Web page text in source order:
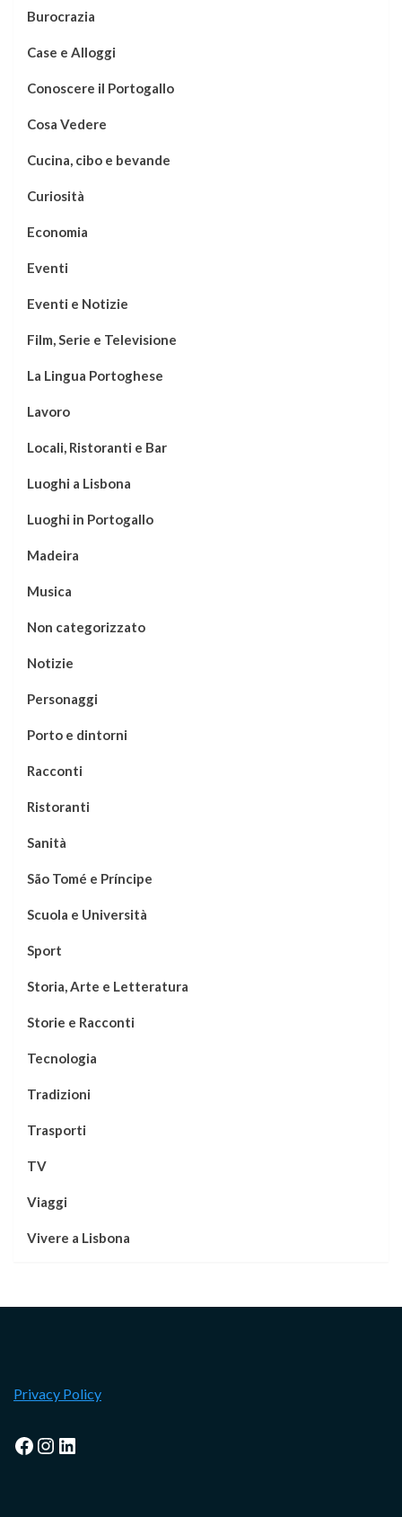
Burocrazia
Case e Alloggi
Conoscere il Portogallo
Cosa Vedere
Cucina, cibo e bevande
Curiosità
Economia
Eventi
Eventi e Notizie
Film, Serie e Televisione
La Lingua Portoghese
Lavoro
Locali, Ristoranti e Bar
Luoghi a Lisbona
Luoghi in Portogallo
Madeira
Musica
Non categorizzato
Notizie
Personaggi
Porto e dintorni
Racconti
Ristoranti
Sanità
São Tomé e Príncipe
Scuola e Università
Sport
Storia, Arte e Letteratura
Storie e Racconti
Tecnologia
Tradizioni
Trasporti
TV
Viaggi
Vivere a Lisbona
Privacy Policy
Facebook
Instagram
LinkedIn